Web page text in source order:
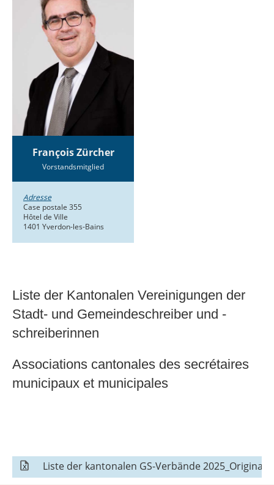
François Zürcher
Vorstandsmitglied
Adresse
Case postale 355
Hôtel de Ville
1401 Yverdon-les-Bains
Liste der Kantonalen Vereinigungen der
Stadt- und Gemeindeschreiber und -
schreiberinnen
Associations cantonales des secrétaires
municipaux et municipales
Liste der kantonalen GS-Verbände